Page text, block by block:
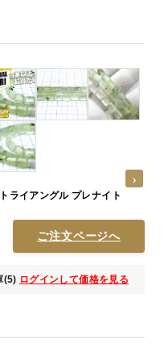
ライアングル プレナイト
ご注文ページへ
(5) ログインして価格を見る